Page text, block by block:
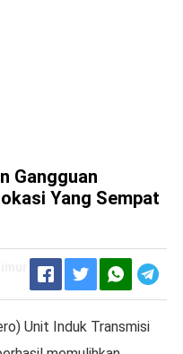
Gangguan
Yang Sempat
Unit Induk Transmisi